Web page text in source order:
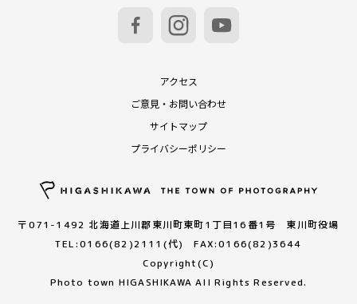
アクセス
ご意見・お問い合わせ
サイトマップ
プライバシーポリシー
〒071-1492 北海道上川郡東川町東町1丁目16番1号 東川町役場
TEL:0166(82)2111(代) FAX:0166(82)3644
Copyright(C)
Photo town HIGASHIKAWA All Rights Reserved.